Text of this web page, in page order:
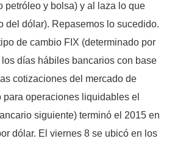
petróleo y bolsa) y al laza lo que
del dólar). Repasemos lo sucedido.
de cambio FIX (determinado por
días hábiles bancarios con base
cotizaciones del mercado de
operaciones liquidables el
siguiente) terminó el 2015 en
dólar. El viernes 8 se ubicó en los